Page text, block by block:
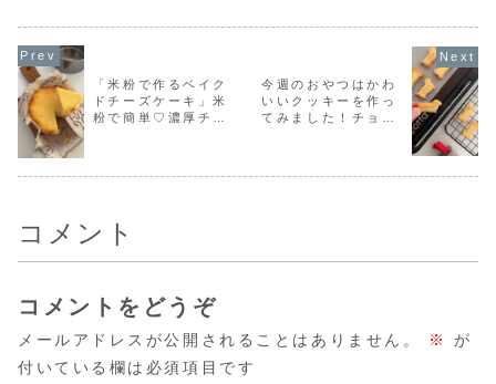
かと思いクッキー
のリメイクを考え
ました。生地に卵
を入れすぎてクッ
キーが少し膨らん
でしまったけど裏
面...
それほど好きでは
ありませんでした
(^^;私はマフィン
が大好...
す！チョコチャン
クで美味しさ倍増♪
今日は「チョコチ
ャンク...
キ使ったロ
板（30㎝
※写真は楽
のリンクを
います。材
㎝...
「米粉で作るベイク
ドチーズケーキ」米
粉で簡単♡濃厚チー
今週のおやつはかわ
いいクッキーを作っ
てみました！チョコ
コメント
コメントをどうぞ
メールアドレスが公開されることはありません。 ※
が
付いている欄は必須項目です